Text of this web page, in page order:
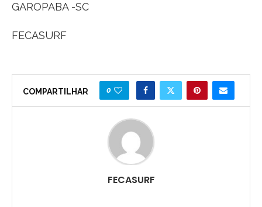
GAROPABA -SC
FECASURF
COMPARTILHAR 0
FECASURF